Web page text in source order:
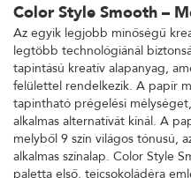
Color Style Smooth –
Az egyik legjobb minőségű
legtöbb technológiánál
tapintású kreatív alapanyag,
felülettel rendelkezik. A papír
tapintható prégelési
alkalmas alternatívát kínál. A
melyből 9 szín világos tónusú,
alkalmas színalap. Color Style
paletta első, tejcsokoládéra